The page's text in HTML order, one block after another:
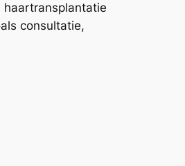
haartransplantatie
consultatie,